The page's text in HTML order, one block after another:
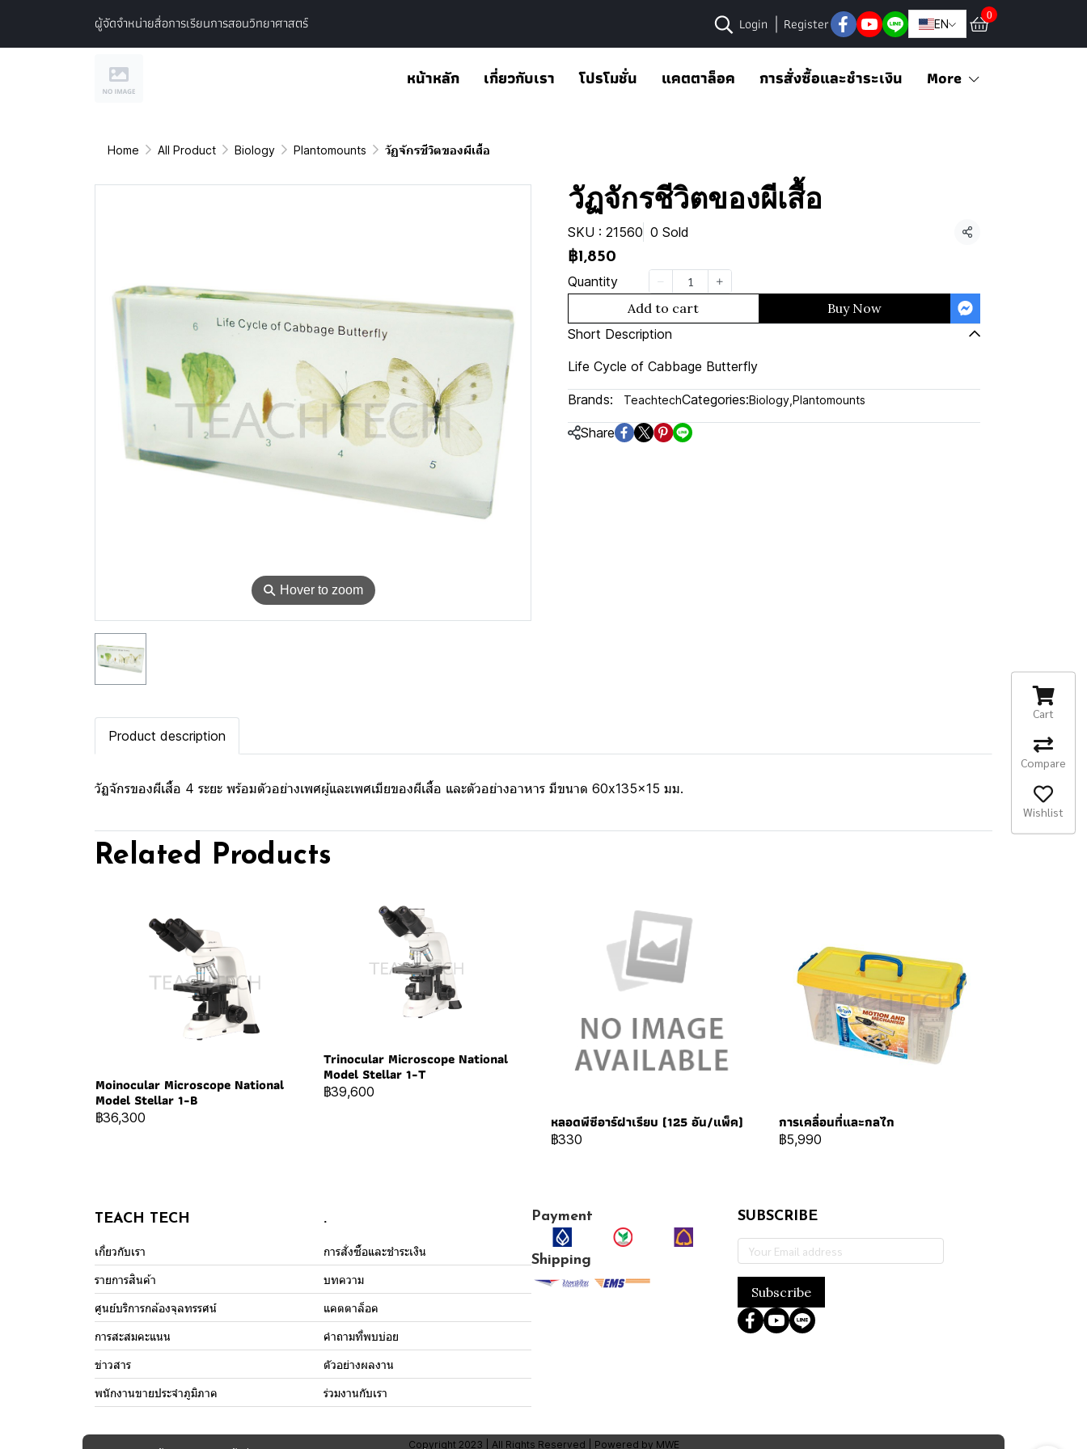
ผู้จัดจำหน่ายสื่อการเรียนการสอนวิทยาศาสตร์ Login Register EN
0
หน้าหลัก เกี่ยวกับเรา โปรโมชั่น แคตตาล็อค การสั่งซื้อและชำระเงิน More
Home All Product Biology Plantomounts วัฏจักรชีวิตของผีเสื้อ
⚲ Hover to zoom
วัฏจักรชีวิตของผีเสื้อ
SKU : 21560 0 Sold
Share
฿1,850
Quantity
Add to cart
Buy Now
Short Description
Life Cycle of Cabbage Butterfly
Brands: TeachtechCategories:Biology Plantomounts
Share
Product description
วัฏจักรของผีเสื้อ 4 ระยะ พร้อมตัวอย่างเพศผู้และเพศเมียของผีเสื้อ และตัวอย่างอาหาร มีขนาด 60x135x15 มม.
Related Products
Moinocular Microscope National
Model Stellar 1-B
฿36,300
Trinocular Microscope National
Model Stellar 1-T
฿39,600
หลอดพีซีอาร์ฝาเรียบ (125 อัน/แพ็ค)
฿330
การเคลื่อนที่และกลไก
฿5,990
TEACH TECH
เกี่ยวกับเรา
รายการสินค้า
ศูนย์บริการกล้องจุลทรรศน์
การสะสมคะแนน
ข่าวสาร
พนักงานขายประจำภูมิภาค
.
การสั่งซื้อและชำระเงิน
บทความ
แคตตาล็อค
คำถามที่พบบ่อย
ตัวอย่างผลงาน
ร่วมงานกับเรา
Payment
Shipping
SUBSCRIBE
Subscribe
Copyright 2023 | All Rights Reserved | Powered by MWE
Cart
Compare
Wishlist